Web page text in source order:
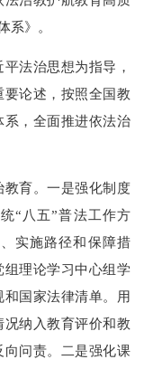
》。
法治思想为指导，
论述，按照全国教
，全面推进依法治
育。一是强化制度
“八五”普法工作方
实施路径和保障措
组理论学习中心组学
国家法律清单。用
纳入教育评价和教
问责。二是强化课